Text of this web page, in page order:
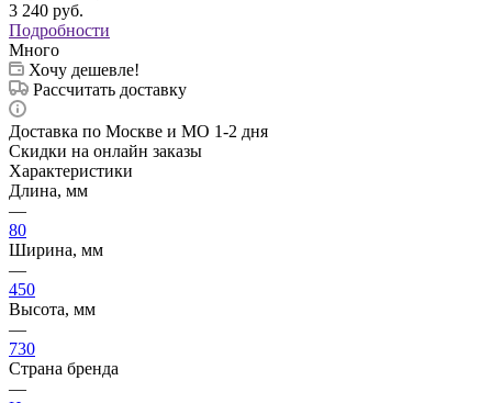
3 240 руб.
Подробности
Много
Хочу дешевле!
Рассчитать доставку
Доставка по Москве и МО 1-2 дня
Скидки на онлайн заказы
Характеристики
Длина, мм
—
80
Ширина, мм
—
450
Высота, мм
—
730
Страна бренда
—